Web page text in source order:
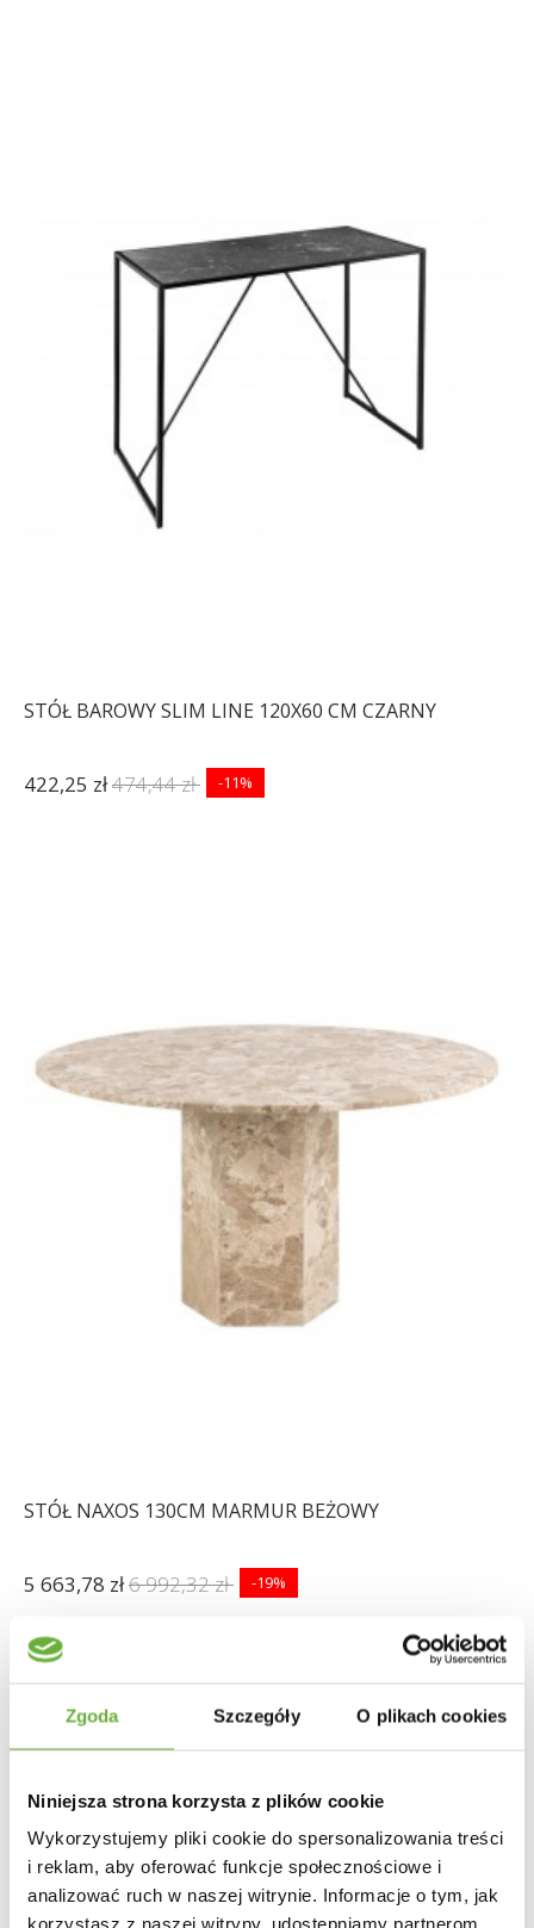
Zgoda Szczegóły O plikach cookies
Niniejsza strona korzysta z plików cookie
Wykorzystujemy pliki cookie do spersonalizowania treści
i reklam, aby oferować funkcje społecznościowe i
analizować ruch w naszej witrynie. Informacje o tym, jak
korzystasz z naszej witryny, udostępniamy partnerom
STÓŁ BAROWY SLIM LINE 120X60 CM CZARNY
422,25 zł474,44 zł -11%
STÓŁ NAXOS 130CM MARMUR BEŻOWY
5 663,78 zł6 992,32 zł -19%